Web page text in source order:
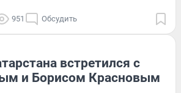
951 Обсудить
встретился с
и Борисом Красновым